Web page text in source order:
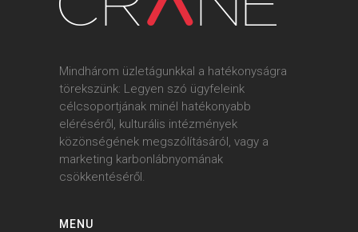
Mindhárom üzletágunkkal a hatékonyságra
törekszünk: Legyen szó ügyfeleink
célcsoportjának minél hatékonyabb
eléréséről, kulturális intézmények
közönségének megszólításáról, vagy a
marketing karbonlábnyomának
csökkentéséről.
MENU